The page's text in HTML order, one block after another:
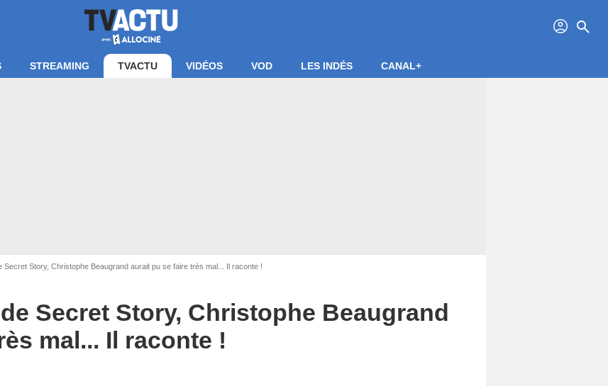
profil search
STREAMING TVACTU VIDÉOS VOD LES INDÉS CANAL+
Secret Story, Christophe Beaugrand aurait pu se faire très mal... Il raconte !
Secret Story, Christophe Beaugrand
mal... Il raconte !